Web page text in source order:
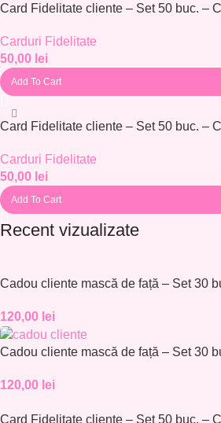
Card Fidelitate cliente – Set 50 buc. –
Carduri Fidelitate
50,00 lei
Add To Cart
Card Fidelitate cliente – Set 50 buc. –
Carduri Fidelitate
50,00 lei
Add To Cart
Recent vizualizate
Cadou cliente mască de față – Set 30
120,00 lei
Cadou cliente mască de față – Set 30
120,00 lei
Card Fidelitate cliente – Set 50 buc. –